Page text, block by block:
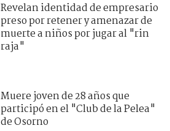
Revelan identidad de empresario
preso por retener y amenazar de
muerte a niños por jugar al "rin
raja"
Muere joven de 28 años que
participó en el "Club de la Pelea"
de Osorno